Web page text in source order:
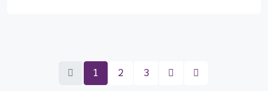
1 2 3